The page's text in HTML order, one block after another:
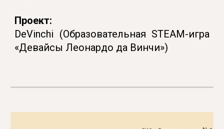
Проект:
DeVinchi (Образовательная STEAM-игра
«Девайсы Леонардо да Винчи»)